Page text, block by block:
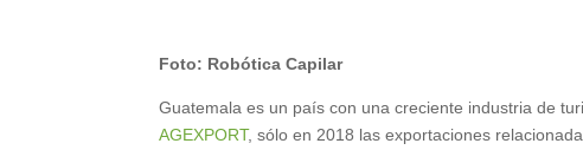
Foto: Robótica Capilar
Guatemala es un país con una creciente industria de
AGEXPORT, sólo en 2018 las exportaciones